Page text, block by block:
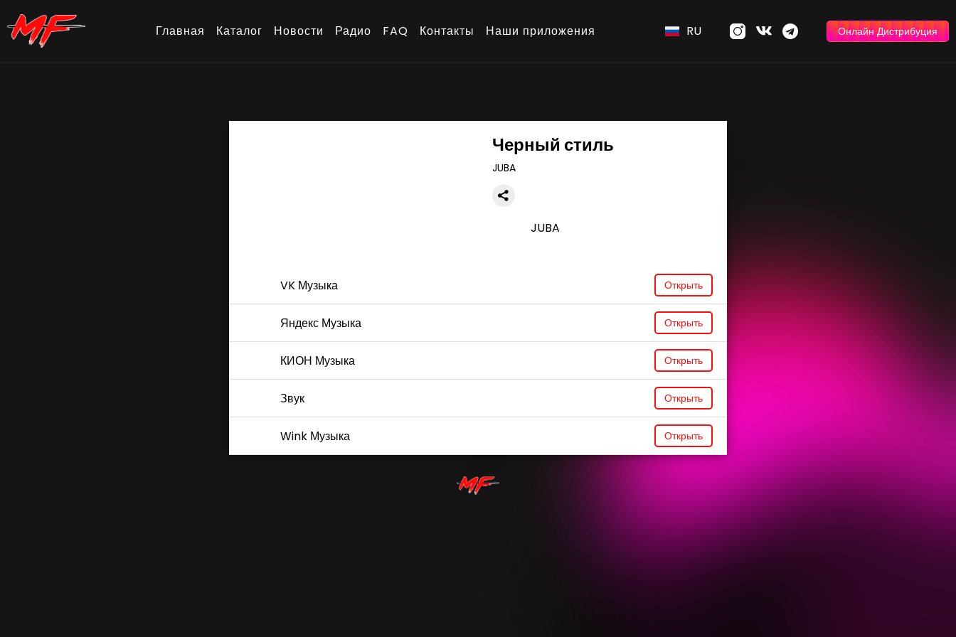
Главная Каталог Новости Радио FAQ Контакты Наши приложения RU Онлайн Дистрибуция
Черный стиль
JUBA
JUBA
VK Музыка Открыть
Яндекс Музыка Открыть
КИОН Музыка Открыть
Звук Открыть
Wink Музыка Открыть